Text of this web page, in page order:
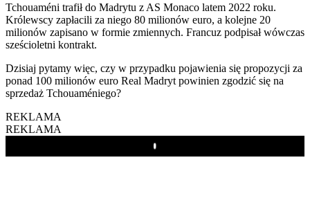
Tchouaméni trafił do Madrytu z AS Monaco latem 2022 roku.
Królewscy zapłacili za niego 80 milionów euro, a kolejne 20
milionów zapisano w formie zmiennych. Francuz podpisał wówczas
sześcioletni kontrakt.
Dzisiaj pytamy więc, czy w przypadku pojawienia się propozycji za
ponad 100 milionów euro Real Madryt powinien zgodzić się na
sprzedaż Tchouaméniego?
REKLAMA
REKLAMA
Play